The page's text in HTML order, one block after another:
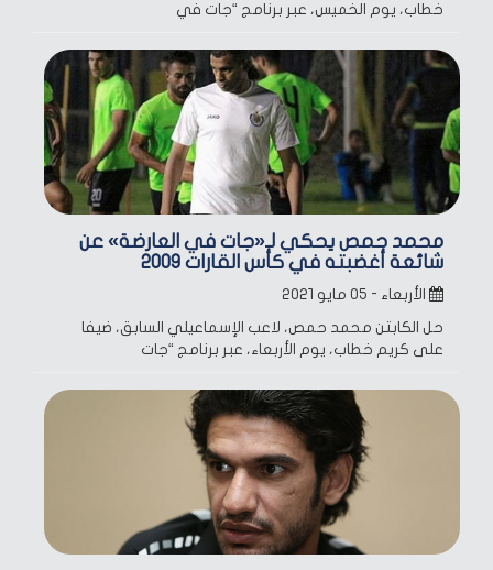
خطاب، يوم الخميس، عبر برنامج “جات في
محمد حمص يحكي لـ«جات في العارضة» عن
شائعة أغضبته في كأس القارات 2009
الأربعاء - ٠٥ مايو ٢٠٢١
حل الكابتن محمد حمص، لاعب الإسماعيلي السابق، ضيفا
على كريم خطاب، يوم الأربعاء، عبر برنامج “جات